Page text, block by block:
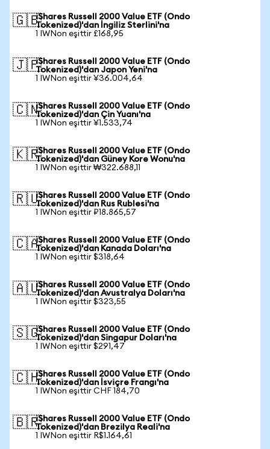
🇬🇧iShares Russell 2000 Value ETF (Ondo
Tokenized)'dan İngiliz Sterlini'na
1 IWNon eşittir £168,95
🇯🇵iShares Russell 2000 Value ETF (Ondo
Tokenized)'dan Japon Yeni'na
1 IWNon eşittir ¥36.004,64
🇨🇳iShares Russell 2000 Value ETF (Ondo
Tokenized)'dan Çin Yuanı'na
1 IWNon eşittir ¥1.533,74
🇰🇷iShares Russell 2000 Value ETF (Ondo
Tokenized)'dan Güney Kore Wonu'na
1 IWNon eşittir ₩322.688,11
🇷🇺iShares Russell 2000 Value ETF (Ondo
Tokenized)'dan Rus Rublesi'na
1 IWNon eşittir ₽18.865,57
🇨🇦iShares Russell 2000 Value ETF (Ondo
Tokenized)'dan Kanada Doları'na
1 IWNon eşittir $318,64
🇦🇺iShares Russell 2000 Value ETF (Ondo
Tokenized)'dan Avustralya Doları'na
1 IWNon eşittir $323,55
🇸🇬iShares Russell 2000 Value ETF (Ondo
Tokenized)'dan Singapur Doları'na
1 IWNon eşittir $291,47
🇨🇭iShares Russell 2000 Value ETF (Ondo
Tokenized)'dan İsviçre Frangı'na
1 IWNon eşittir CHF 184,70
🇧🇷iShares Russell 2000 Value ETF (Ondo
Tokenized)'dan Brezilya Reali'na
1 IWNon eşittir R$1.164,61